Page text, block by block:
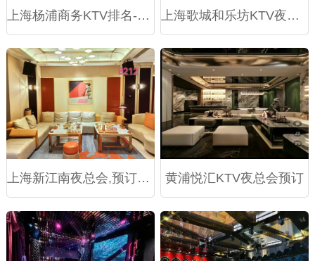
上海杨浦商务KTV排名-上海杨浦十大商务KTV排行榜 上海歌城和乐坊KTV夜总会预订
上海新江南夜总会,预订尊享最低折扣,尽享KTV欢聚时光 黄浦悦汇KTV夜总会预订